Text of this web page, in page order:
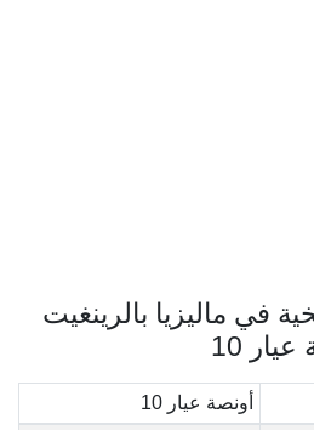
في ماليزيا بالرينغيت
10
أونصة عيار 10